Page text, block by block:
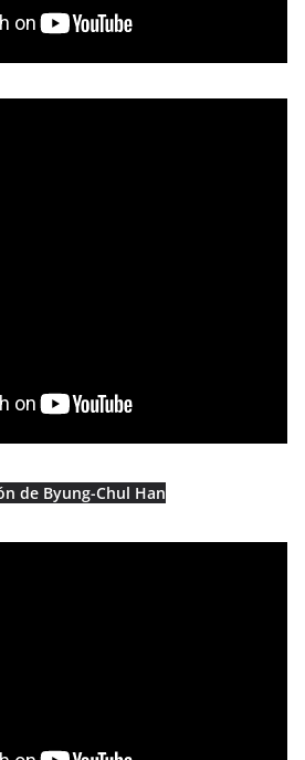
de Byung-Chul Han